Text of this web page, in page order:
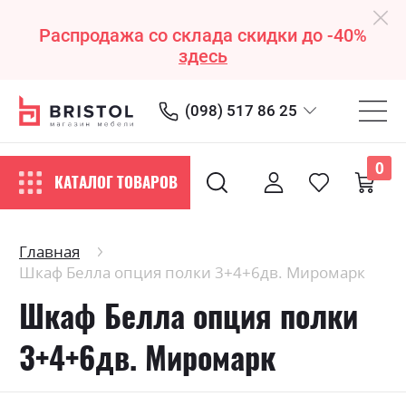
Распродажа со склада скидки до -40%
здесь
(098) 517 86 25
КАТАЛОГ ТОВАРОВ
0
Главная
Шкаф Белла опция полки 3+4+6дв. Миромарк
Шкаф Белла опция полки
3+4+6дв. Миромарк